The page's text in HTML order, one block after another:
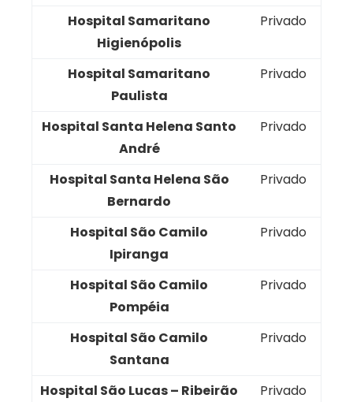
Hospital Samaritano
Higienópolis
Privado
Hospital Samaritano
Paulista
Privado
Hospital Santa Helena Santo
André
Privado
Hospital Santa Helena São
Bernardo
Privado
Hospital São Camilo
Ipiranga
Privado
Hospital São Camilo
Pompéia
Privado
Hospital São Camilo
Santana
Privado
Hospital São Lucas – Ribeirão
Privado